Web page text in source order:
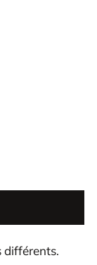
différents.